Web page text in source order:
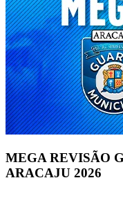
MEGA REVISÃO
ARACAJU 2026